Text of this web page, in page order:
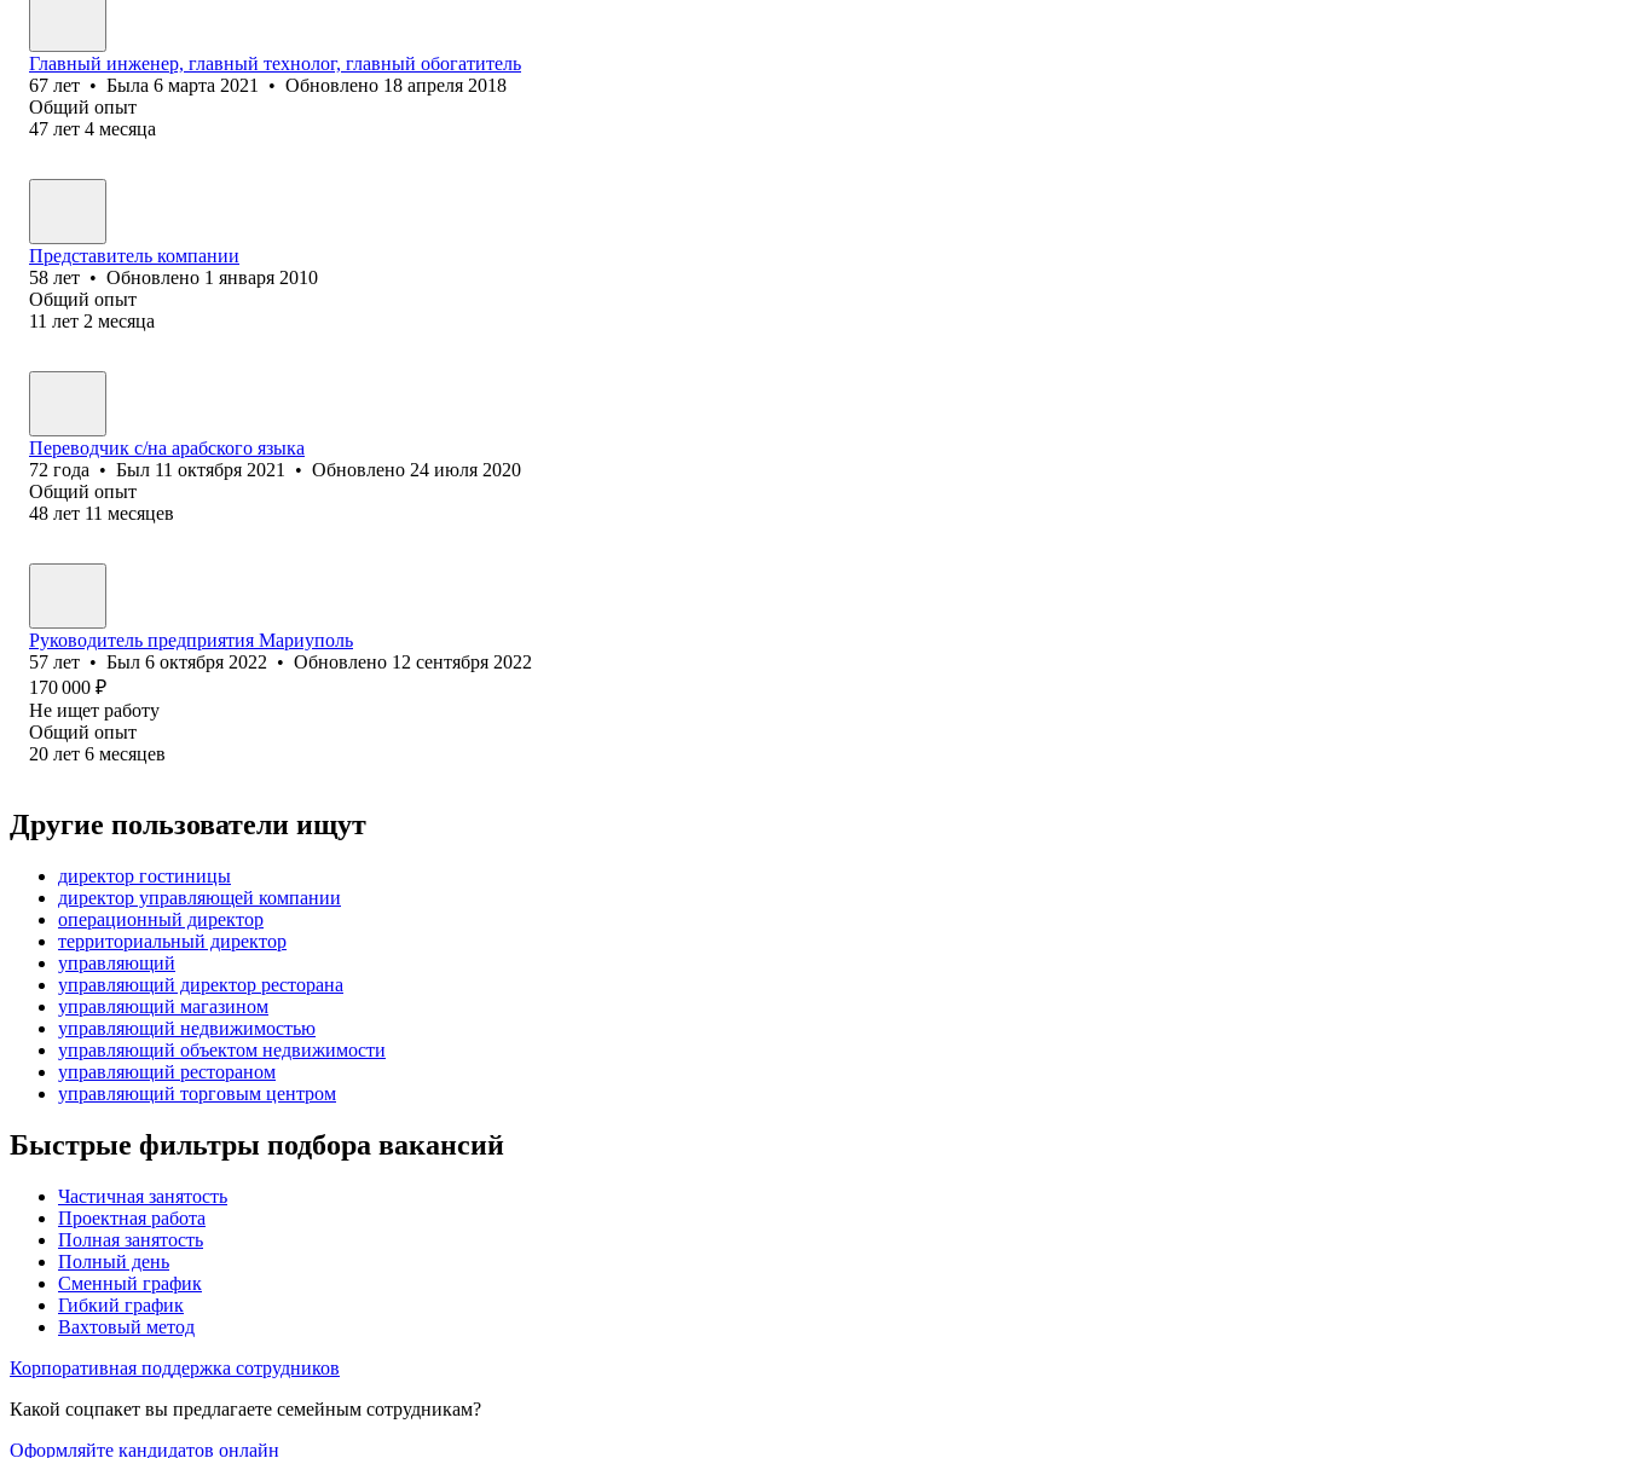
Главный инженер, главный технолог, главный обогатитель
67 лет • Была 6 марта 2021 • Обновлено 18 апреля 2018
Общий опыт
47 лет 4 месяца
Представитель компании
58 лет • Обновлено 1 января 2010
Общий опыт
11 лет 2 месяца
Переводчик с/на арабского языка
72 года • Был 11 октября 2021 • Обновлено 24 июля 2020
Общий опыт
48 лет 11 месяцев
Руководитель предприятия Мариуполь
57 лет • Был 6 октября 2022 • Обновлено 12 сентября 2022
170 000 ₽
Не ищет работу
Общий опыт
20 лет 6 месяцев
Другие пользователи ищут
директор гостиницы
директор управляющей компании
операционный директор
территориальный директор
управляющий
управляющий директор ресторана
управляющий магазином
управляющий недвижимостью
управляющий объектом недвижимости
управляющий рестораном
управляющий торговым центром
Быстрые фильтры подбора вакансий
Частичная занятость
Проектная работа
Полная занятость
Полный день
Сменный график
Гибкий график
Вахтовый метод
Корпоративная поддержка сотрудников
Какой соцпакет вы предлагаете семейным сотрудникам?
Оформляйте кандидатов онлайн